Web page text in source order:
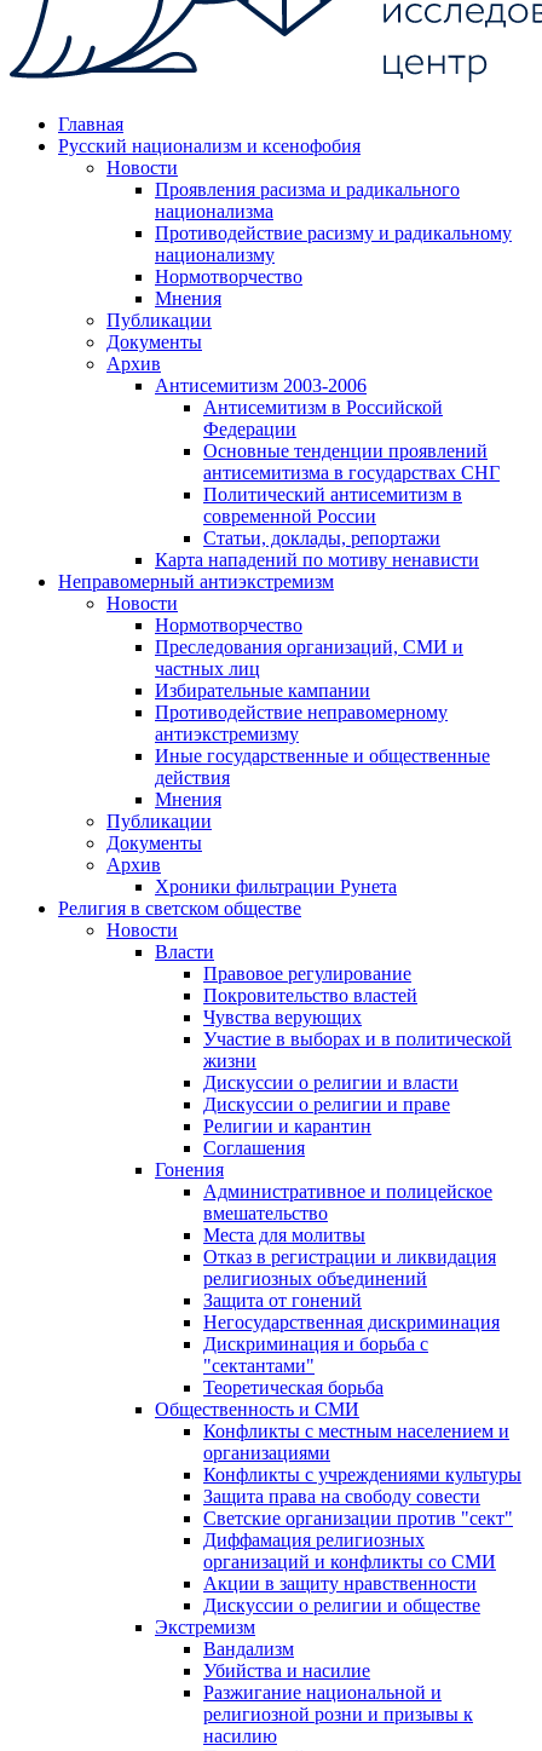
Главная
Русский национализм и ксенофобия
Новости
Проявления расизма и радикального
национализма
Противодействие расизму и радикальному
национализму
Нормотворчество
Мнения
Публикации
Документы
Архив
Антисемитизм 2003-2006
Антисемитизм в Российской
Федерации
Основные тенденции проявлений
антисемитизма в государствах СНГ
Политический антисемитизм в
современной России
Статьи, доклады, репортажи
Карта нападений по мотиву ненависти
Неправомерный антиэкстремизм
Новости
Нормотворчество
Преследования организаций, СМИ и
частных лиц
Избирательные кампании
Противодействие неправомерному
антиэкстремизму
Иные государственные и общественные
действия
Мнения
Публикации
Документы
Архив
Хроники фильтрации Рунета
Религия в светском обществе
Новости
Власти
Правовое регулирование
Покровительство властей
Чувства верующих
Участие в выборах и в политической
жизни
Дискуссии о религии и власти
Дискуссии о религии и праве
Религии и карантин
Соглашения
Гонения
Административное и полицейское
вмешательство
Места для молитвы
Отказ в регистрации и ликвидация
религиозных объединений
Защита от гонений
Негосударственная дискриминация
Дискриминация и борьба с
"сектантами"
Теоретическая борьба
Общественность и СМИ
Конфликты с местным населением и
организациями
Конфликты с учреждениями культуры
Защита права на свободу совести
Светские организации против "сект"
Диффамация религиозных
организаций и конфликты со СМИ
Акции в защиту нравственности
Дискуссии о религии и обществе
Экстремизм
Вандализм
Убийства и насилие
Разжигание национальной и
религиозной розни и призывы к
насилию